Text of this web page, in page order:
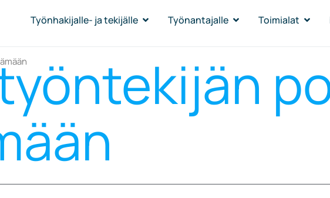
Työnhakijalle- ja tekijälle Työnantajalle Toimialat